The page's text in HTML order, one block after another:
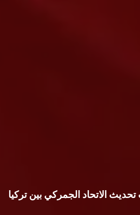
الاتحاد الجمركي بين تركيا